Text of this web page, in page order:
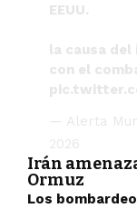
EEUU.
la causa
con el
— Alerta
2026
Irán
Ormuz
Los